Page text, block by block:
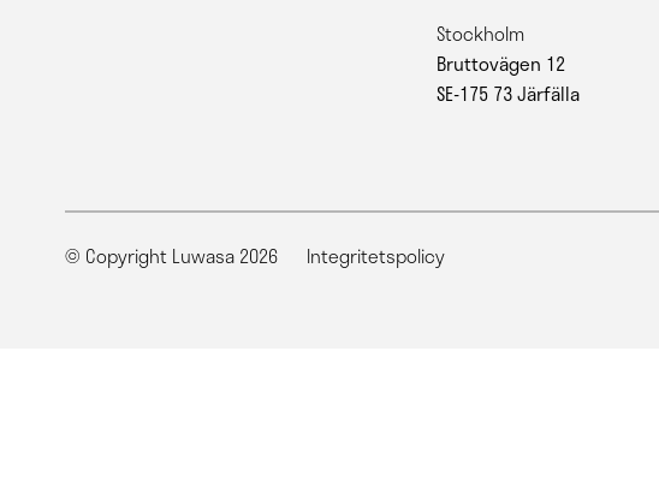
Stockholm
Bruttovägen 12
SE-175 73 Järfälla
© Copyright Luwasa 2026 Integritetspolicy